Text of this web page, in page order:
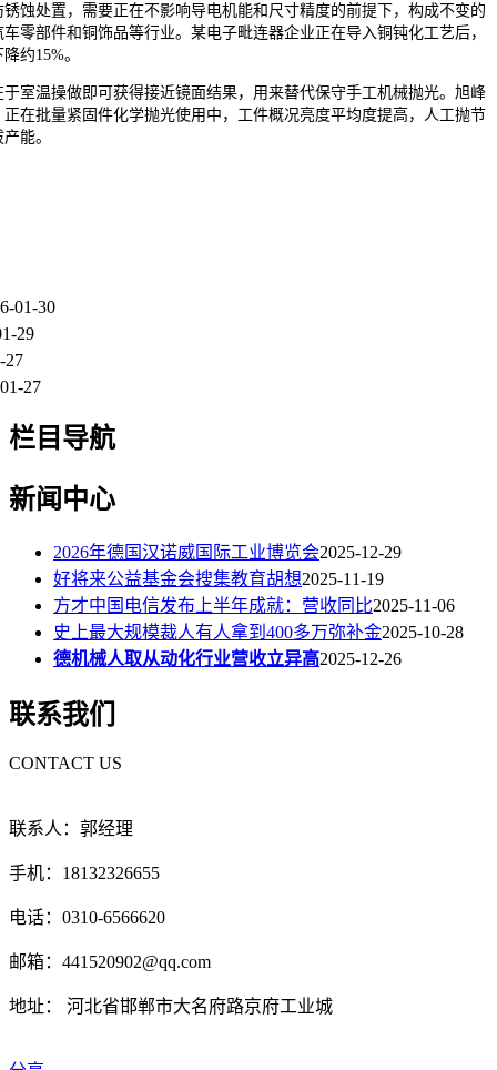
处置，需要正在不影响导电机能和尺寸精度的前提下，构成不变的
零部件和铜饰品等行业。某电子毗连器企业正在导入铜钝化工艺后，
约15%。
温操做即可获得接近镜面结果，用来替代保守手工机械抛光。旭峰
在批量紧固件化学抛光使用中，工件概况亮度平均度提高，人工抛节
能。
01-30
29
27
27
栏目导航
新闻中心
2026年德国汉诺威国际工业博览会2025-12-29
好将来公益基金会搜集教育胡想2025-11-19
方才中国电信发布上半年成就：营收同比2025-11-06
史上最大规模裁人有人拿到400多万弥补金2025-10-28
德机械人取从动化行业营收立异高2025-12-26
联系我们
CONTACT US
联系人：郭经理
手机：18132326655
电话：0310-6566620
邮箱：441520902@qq.com
地址： 河北省邯郸市大名府路京府工业城